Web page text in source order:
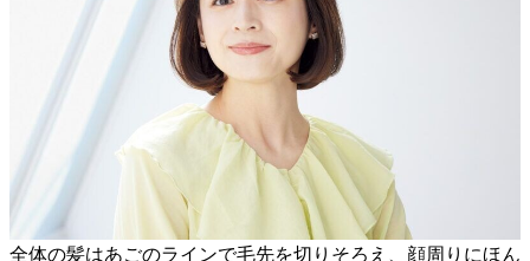
全体の髪はあごのラインで毛先を切りそろえ、顔周りにほん